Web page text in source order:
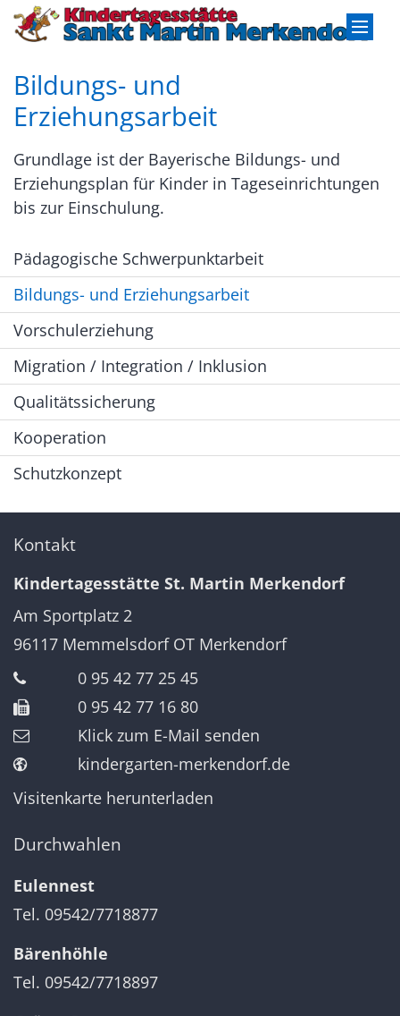
Zum Inhalt springen
Bildungs- und
Erziehungsarbeit
Grundlage ist der Bayerische Bildungs- und
Erziehungsplan für Kinder in Tageseinrichtungen
bis zur Einschulung.
Pädagogische Schwerpunktarbeit
Bildungs- und Erziehungsarbeit
Vorschulerziehung
Migration / Integration / Inklusion
Qualitätssicherung
Kooperation
Schutzkonzept
Kontakt
Kindertagesstätte St. Martin Merkendorf
Am Sportplatz 2
96117 Memmelsdorf OT Merkendorf
0 95 42 77 25 45
0 95 42 77 16 80
Klick zum E-Mail senden
kindergarten-merkendorf.de
Visitenkarte herunterladen
Durchwahlen
Eulennest
Tel. 09542/7718877
Bärenhöhle
Tel. 09542/7718897